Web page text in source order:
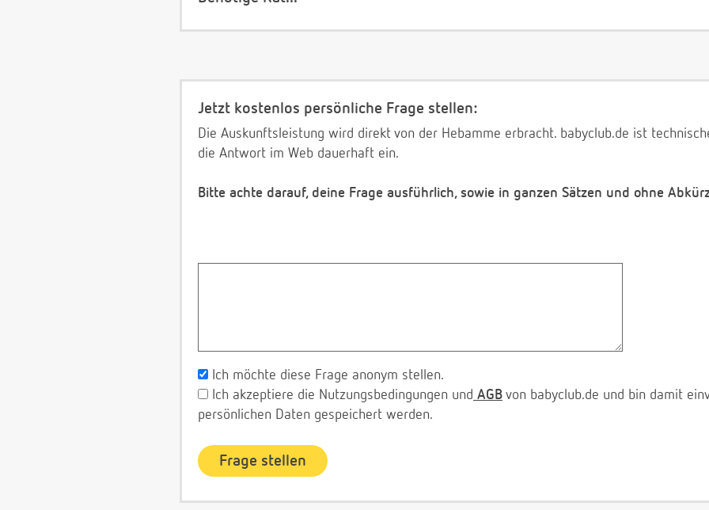
Jetzt kostenlos persönliche Frage stellen:
Die Auskunftsleistung wird direkt von der Hebamme erbracht. babyclub.de ist
die Antwort im Web dauerhaft ein.
Bitte achte darauf, deine Frage ausführlich, sowie in ganzen Sätzen und ohne
Ich möchte diese Frage anonym stellen.
Ich akzeptiere die Nutzungsbedingungen und AGB von babyclub.de und bin damit
persönlichen Daten gespeichert werden.